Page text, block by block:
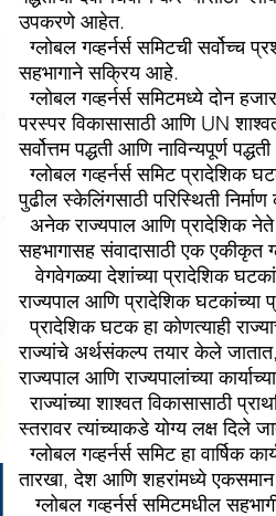
उपकरणे आहेत.
ग्लोबल गव्हर्नर्स समिटची सर्वोच्च
सहभागाने सक्रिय आहे.
ग्लोबल गव्हर्नर्स समिटमध्ये दोन
परस्पर विकासासाठी आणि UN
सर्वोत्तम पद्धती आणि नाविन्यपूर्ण
ग्लोबल गव्हर्नर्स समिट प्रादेशिक
पुढील स्केलिंगसाठी परिस्थिती
अनेक राज्यपाल आणि प्रादेशिक नेते
सहभागासह संवादासाठी एक एकीकृत
वेगवेगळ्या देशांच्या प्रादेशिक
राज्यपाल आणि प्रादेशिक घटकांच्या
प्रादेशिक घटक हा कोणत्याही
राज्यांचे अर्थसंकल्प तयार केले जातात,
राज्यपाल आणि राज्यपालांच्या
राज्यांच्या शाश्वत विकासासाठी
स्तरावर त्यांच्याकडे योग्य लक्ष दिले
ग्लोबल गव्हर्नर्स समिट हा
तारखा, देश आणि शहरांमध्ये
ग्लोबल गव्हर्नर्स समिटमधील